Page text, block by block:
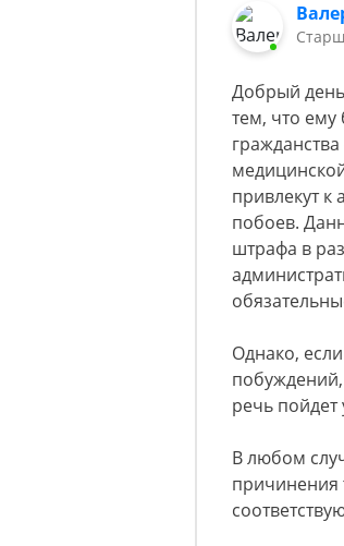
Добрый
тем, что
привлекут к
побоев.
штрафа в
Однако,
речь пойдет
В любом
причинения